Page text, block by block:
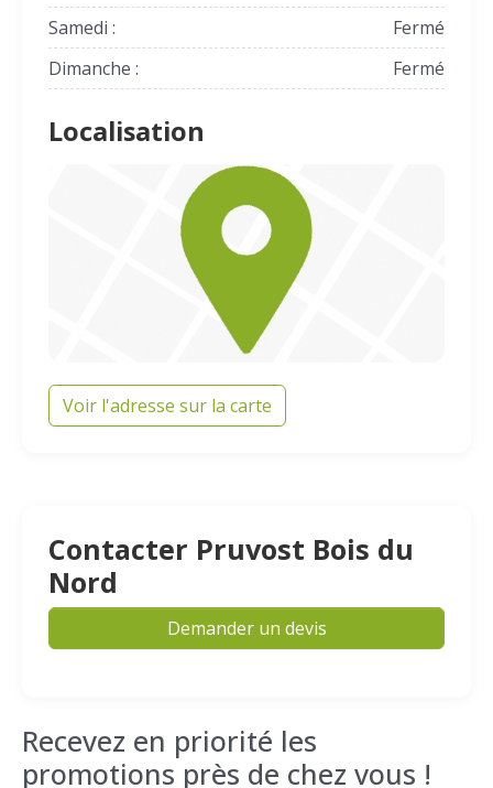
Samedi :
Fermé
Dimanche :
Fermé
Localisation
Voir l'adresse sur la carte
Contacter Pruvost Bois du
Nord
Demander un devis
Recevez en priorité les
promotions près de chez vous !